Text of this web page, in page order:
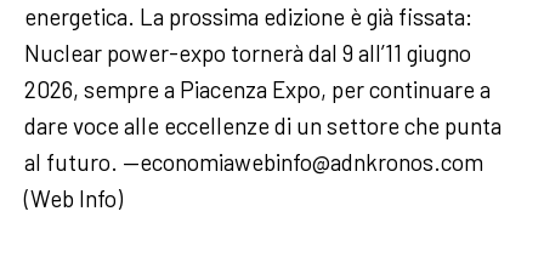
energetica. La prossima edizione è già fissata:
Nuclear power-expo tornerà dal 9 all’11 giugno
2026, sempre a Piacenza Expo, per continuare a
dare voce alle eccellenze di un settore che punta
al futuro. —economiawebinfo@adnkronos.com
(Web Info)